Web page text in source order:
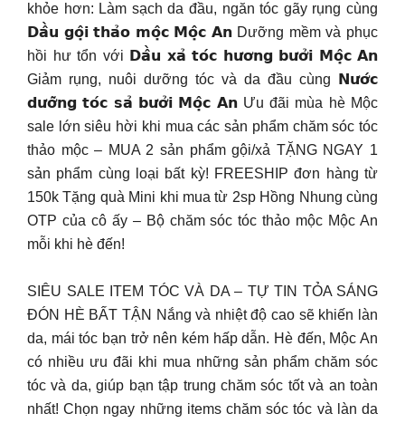
khỏe hơn: Làm sạch da đầu, ngăn tóc gãy rụng cùng
𝗗𝗮̂̀𝘂 𝗴𝗼̣̂𝗶 𝘁𝗵𝗮̉𝗼 𝗺𝗼̣̂𝗰 𝗠𝗼̣̂𝗰 𝗔𝗻 Dưỡng mềm và phục
hồi hư tổn với 𝗗𝗮̂̀𝘂 𝘅𝗮̉ 𝘁𝗼́𝗰 𝗵𝘂̛𝗼̛𝗻𝗴 𝗯𝘂̛𝗼̛̉𝗶 𝗠𝗼̣̂𝗰 𝗔𝗻
Giảm rụng, nuôi dưỡng tóc và da đầu cùng 𝗡𝘂̛𝗼̛́𝗰
𝗱𝘂̛𝗼̛̃𝗻𝗴 𝘁𝗼́𝗰 𝘀𝗮̉ 𝗯𝘂̛𝗼̛̉𝗶 𝗠𝗼̣̂𝗰 𝗔𝗻 Ưu đãi mùa hè Mộc
sale lớn siêu hời khi mua các sản phẩm chăm sóc tóc
thảo mộc – MUA 2 sản phẩm gội/xả TẶNG NGAY 1
sản phẩm cùng loại bất kỳ! FREESHIP đơn hàng từ
150k Tặng quà Mini khi mua từ 2sp Hồng Nhung cùng
OTP của cô ấy – Bộ chăm sóc tóc thảo mộc Mộc An
mỗi khi hè đến!
SIÊU SALE ITEM TÓC VÀ DA – TỰ TIN TỎA SÁNG
ĐÓN HÈ BẤT TẬN Nắng và nhiệt độ cao sẽ khiến làn
da, mái tóc bạn trở nên kém hấp dẫn. Hè đến, Mộc An
có nhiều ưu đãi khi mua những sản phẩm chăm sóc
tóc và da, giúp bạn tập trung chăm sóc tốt và an toàn
nhất! Chọn ngay những items chăm sóc tóc và làn da